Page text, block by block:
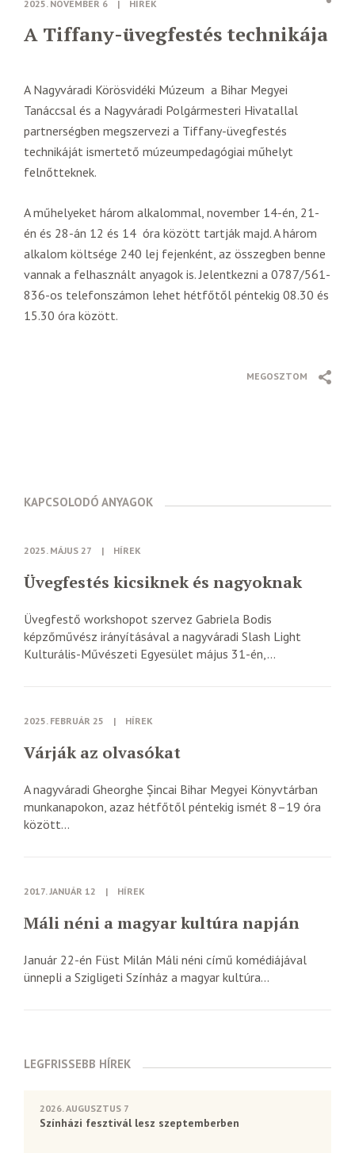
2025. NOVEMBER 6 | HÍREK
A Tiffany-üvegfestés technikája
A Nagyváradi Körösvidéki Múzeum a Bihar Megyei
Tanáccsal és a Nagyváradi Polgármesteri Hivatallal
partnerségben megszervezi a Tiffany-üvegfestés
technikáját ismertető múzeumpedagógiai műhelyt
felnőtteknek.
A műhelyeket három alkalommal, november 14-én, 21-
én és 28-án 12 és 14 óra között tartják majd. A három
alkalom költsége 240 lej fejenként, az összegben benne
vannak a felhasznált anyagok is. Jelentkezni a 0787/561-
836-os telefonszámon lehet hétfőtől péntekig 08.30 és
15.30 óra között.
MEGOSZTOM
KAPCSOLODÓ ANYAGOK
2025. MÁJUS 27 | HÍREK
Üvegfestés kicsiknek és nagyoknak
Üvegfestő workshopot szervez Gabriela Bodis
képzőművész irányításával a nagyváradi Slash Light
Kulturális-Művészeti Egyesület május 31-én,...
2025. FEBRUÁR 25 | HÍREK
Várják az olvasókat
A nagyváradi Gheorghe Șincai Bihar Megyei Könyvtárban
munkanapokon, azaz hétfőtől péntekig ismét 8–19 óra
között...
2017. JANUÁR 12 | HÍREK
Máli néni a magyar kultúra napján
Január 22-én Füst Milán Máli néni című komédiájával
ünnepli a Szigligeti Színház a magyar kultúra...
LEGFRISSEBB HÍREK
2026. AUGUSZTUS 7
Színházi fesztivál lesz szeptemberben